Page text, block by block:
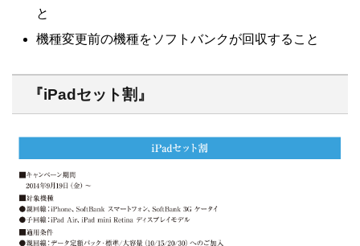
と
機種変更前の機種をソフトバンクが回収すること
『iPadセット割』